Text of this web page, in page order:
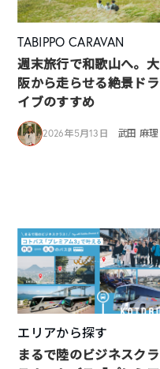
TABIPPO CARAVAN
週末旅行で和歌山へ。大
阪から走らせる絶景ドラ
イブのすすめ
2026年5月13日 武田 麻理
エリアから探す
まるで陸のビジネスクラ